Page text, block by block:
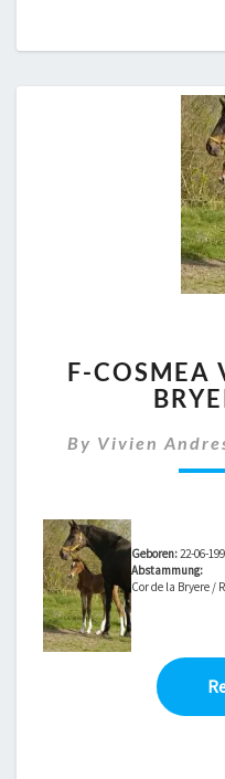
F-COSMEA
By Vivien
Geboren:22-06-
Abstammung:
Cor de la Bryere /
…